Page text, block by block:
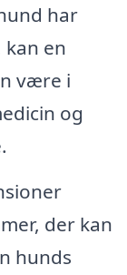
har
en
være i
og
der kan
hunds